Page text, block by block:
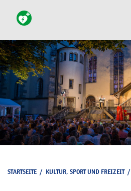
STARTSEITE / KULTUR, SPORT UND FREIZEIT/